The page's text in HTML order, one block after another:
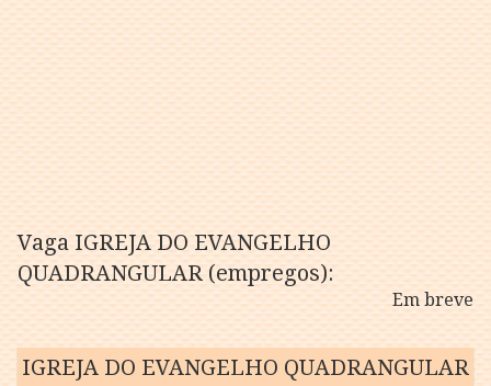
Vaga IGREJA DO EVANGELHO
QUADRANGULAR (empregos):
Em breve
IGREJA DO EVANGELHO QUADRANGULAR